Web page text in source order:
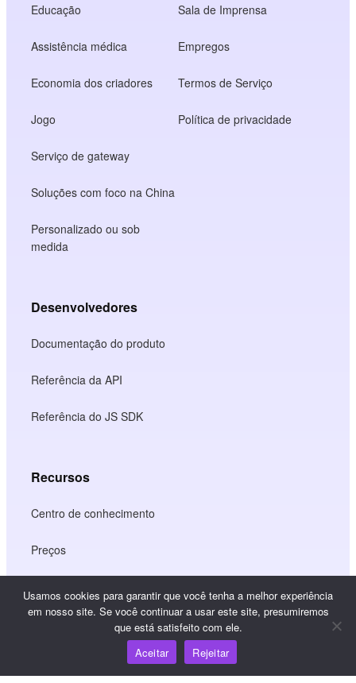
Educação
Assistência médica
Economia dos criadores
Jogo
Serviço de gateway
Soluções com foco na China
Personalizado ou sob
medida
Sala de Imprensa
Empregos
Termos de Serviço
Política de privacidade
Desenvolvedores
Documentação do produto
Referência da API
Referência do JS SDK
Recursos
Centro de conhecimento
Preços
Para obter ajuda e suporte, envie um e-mail para
support@wooshpay.com
Para oportunidades de parceria, envie um e-mail para
Usamos cookies para garantir que você tenha a melhor experiência
em nosso site. Se você continuar a usar este site, presumiremos
que está satisfeito com ele.
Aceitar
Rejeitar